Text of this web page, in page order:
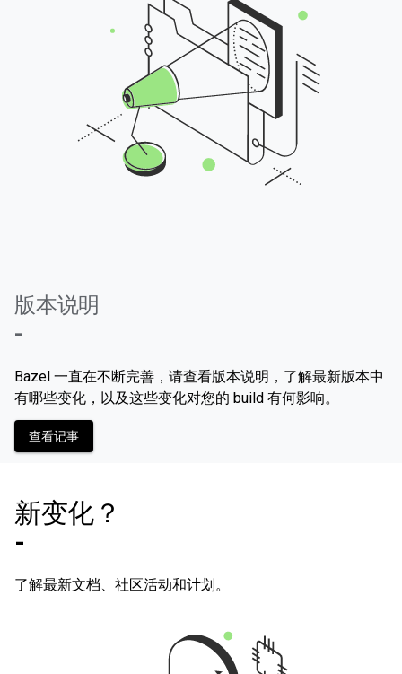
版本说明
-
Bazel 一直在不断完善，请查看版本说明，了解最新版本中
有哪些变化，以及这些变化对您的 build 有何影响。
查看记事
新变化？
-
了解最新文档、社区活动和计划。